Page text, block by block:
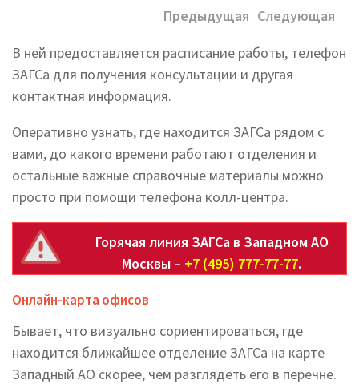
Предыдущая Следующая
В ней предоставляется расписание работы, телефон
ЗАГСа для получения консультации и другая
контактная информация.
Оперативно узнать, где находится ЗАГСа рядом с
вами, до какого времени работают отделения и
остальные важные справочные материалы можно
просто при помощи телефона колл-центра.
Горячая линия ЗАГСа в Западном АО
Москвы – +7 (495) 777-77-77.
Онлайн-карта офисов
Бывает, что визуально сориентироваться, где
находится ближайшее отделение ЗАГСа на карте
Западный АО скорее, чем разглядеть его в перечне.